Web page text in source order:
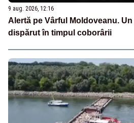
9 aug. 2026, 12:16
Alertă pe Vârful Moldoveanu.
dispărut în timpul coborârii